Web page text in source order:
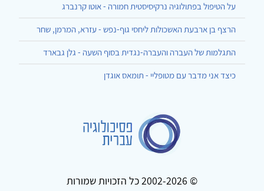
על הטיפול בפתולוגיה נרקיסיסטית חמורה - אוטו קרנברג
הרצף בן ארבעת האשכולות ליחסי גוף-נפש - עזרא, המרמן, שחר
התגלמות של העברה והעברה-נגדית בסוף השעה - גלן גבארד
כיצד אני מדבר עם מטופליי - תומאס אוגדן
© 2002-2026 כל הזכויות שמורות